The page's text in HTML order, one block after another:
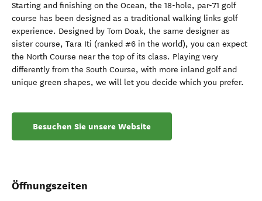
Starting and finishing on the Ocean, the 18-hole, par-71 golf
course has been designed as a traditional walking links golf
experience. Designed by Tom Doak, the same designer as
sister course, Tara Iti (ranked #6 in the world), you can expect
the North Course near the top of its class. Playing very
differently from the South Course, with more inland golf and
unique green shapes, we will let you decide which you prefer.
Besuchen Sie unsere Website
Öffnungszeiten